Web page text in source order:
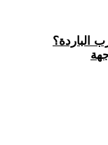
الباردة؟